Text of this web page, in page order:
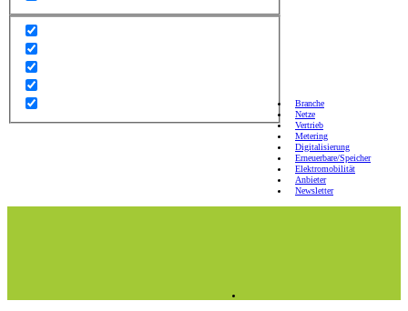
Branche
Netze
Vertrieb
Metering
Digitalisierung
Erneuerbare/Speicher
Elektromobilität
Anbieter
Newsletter